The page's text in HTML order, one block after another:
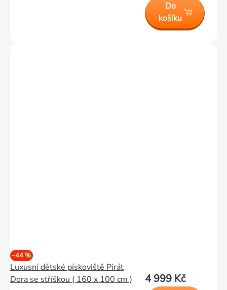
Do
košíku
–44 %
Luxusní dětské pískoviště Pirát
Dora se stříškou ( 160 x 100 cm )
4 999 Kč